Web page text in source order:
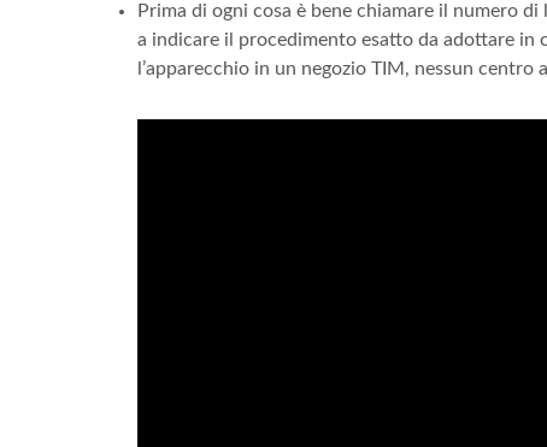
Prima di ogni cosa è bene chiamare il numero
a indicare il procedimento esatto da adottare in
l’apparecchio in un negozio TIM, nessun